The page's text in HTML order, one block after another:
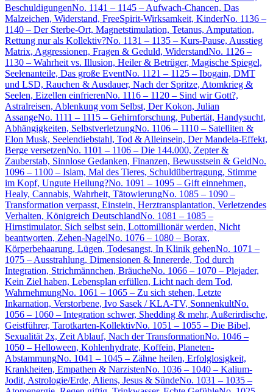
BeschuldigungenNo. 1141 – 1145 – Aufwach-Chancen, Das
Malzeichen, Widerstand, FreeSpirit-Wirksamkeit, KinderNo. 1136 –
1140 – Der Sterbe-Ort, Magnetstimulation, Tetanus, Amputation,
Rettung nur als Kollektiv?No. 1131 – 1135 – Kurs-Pause, Ausstieg
Matrix, Aggressionen, Fragen & Geduld, WiderstandNo. 1126 –
1130 – Wahrheit vs. Illusion, Heiler & Betrüger, Magische Spiegel,
Seelenanteile, Das große EventNo. 1121 – 1125 – Ibogain, DMT
und LSD, Rauchen & Ausdauer, Nach der Spritze, Atomkrieg &
Seelen, Eizellen einfrierenNo. 1116 – 1120 – Sind wir Gott?,
Astralreisen, Ablenkung vom Selbst, Der Kokon, Julian
AssangeNo. 1111 – 1115 – Gehirnforschung, Pubertät, Handysucht,
Abhängigkeiten, SelbstverletzungNo. 1106 – 1110 – Satelliten &
Elon Musk, Seelendiebstahl, Tod & Alleinsein, Der Mandela-Effekt,
Berge versetzenNo. 1101 – 1106 – Die 144.000, Zepter &
Zauberstab, Sinnlose Gedanken, Finanzen, Bewusstsein & GeldNo.
1096 – 1100 – Islam, Mal des Tieres, Schuldübertragung, Stimme
im Kopf, Ungute Heilung?No. 1091 – 1095 – Gift einnehmen,
Healy, Cannabis, Wahrheit, TätowierungNo. 1085 – 1090 –
Transformation verpasst, Einstein, Herztransplantation, Verletzendes
Verhalten, Königreich DeutschlandNo. 1081 – 1085 –
Hirnstimulator, Sich selbst sein, Lottomillionär werden, Nicht
beantworten, Zehen-NagelNo. 1076 – 1080 – Borax,
Körperbehaarung, Lügen, Todesangst, In Klinik gehenNo. 1071 –
1075 – Ausstrahlung, Dimensionen & Innererde, Tod durch
Integration, Strichmännchen, BräucheNo. 1066 – 1070 – Plejader,
Kein Ziel haben, Lebensplan erfüllen, Licht nach dem Tod,
WahrnehmungNo. 1061 – 1065 – Zu sich stehen, Letzte
Inkarnation, Verstorbene, Ivo Sasek / KLA-TV, SonnenkultNo.
1056 – 1060 – Integration schwer, Shedding & mehr, Außerirdische,
Geistführer, Tarotkarten-KollektivNo. 1051 – 1055 – Die Bibel,
Sexualität 2x, Zeit Ablauf, Nach der TransformationNo. 1046 –
1050 – Helloween, Kohlenhydrate, Koffein, Planeten-
AbstammungNo. 1041 – 1045 – Zähne heilen, Erfolglosigkeit,
Krankheiten, Empathen & NarzistenNo. 1036 – 1040 – Kalium-
Jodit, Astrologie/Erde, Aliens, Jesus & SündeNo. 1031 – 1035 –